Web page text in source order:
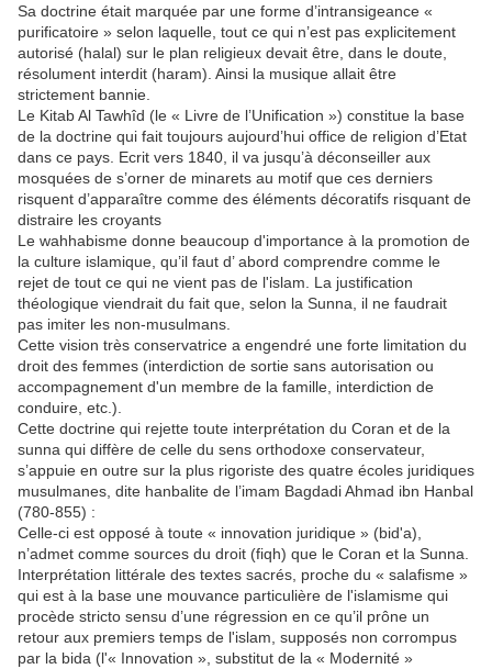
Sa doctrine était marquée par une forme d’intransigeance «
purificatoire » selon laquelle, tout ce qui n’est pas explicitement
autorisé (halal) sur le plan religieux devait être, dans le doute,
résolument interdit (haram). Ainsi la musique allait être
strictement bannie.
Le Kitab Al Tawhîd (le « Livre de l’Unification ») constitue la base
de la doctrine qui fait toujours aujourd’hui office de religion d’Etat
dans ce pays. Ecrit vers 1840, il va jusqu’à déconseiller aux
mosquées de s’orner de minarets au motif que ces derniers
risquent d’apparaître comme des éléments décoratifs risquant de
distraire les croyants
Le wahhabisme donne beaucoup d'importance à la promotion de
la culture islamique, qu’il faut d’ abord comprendre comme le
rejet de tout ce qui ne vient pas de l'islam. La justification
théologique viendrait du fait que, selon la Sunna, il ne faudrait
pas imiter les non-musulmans.
Cette vision très conservatrice a engendré une forte limitation du
droit des femmes (interdiction de sortie sans autorisation ou
accompagnement d'un membre de la famille, interdiction de
conduire, etc.).
Cette doctrine qui rejette toute interprétation du Coran et de la
sunna qui diffère de celle du sens orthodoxe conservateur,
s’appuie en outre sur la plus rigoriste des quatre écoles juridiques
musulmanes, dite hanbalite de l’imam Bagdadi Ahmad ibn Hanbal
(780-855) :
Celle-ci est opposé à toute « innovation juridique » (bid'a),
n’admet comme sources du droit (fiqh) que le Coran et la Sunna.
Interprétation littérale des textes sacrés, proche du « salafisme »
qui est à la base une mouvance particulière de l'islamisme qui
procède stricto sensu d’une régression en ce qu’il prône un
retour aux premiers temps de l'islam, supposés non corrompus
par la bida (l'« Innovation », substitut de la « Modernité »